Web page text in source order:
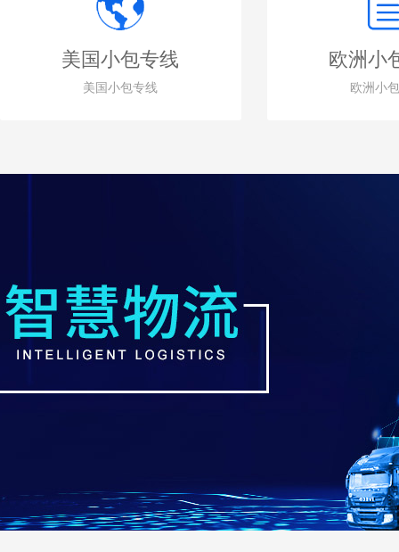
美国小包专线
美国小包专线
欧洲小
欧洲小